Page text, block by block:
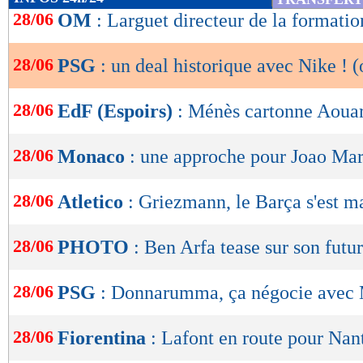
de
OK
28/06 OM : Larguet directeur de la
28/06 PSG : un deal historique avec Nike !
28/06 EdF (Espoirs) : Ménès cartonne
28/06 Monaco : une approche pour Joao
28/06 Atletico : Griezmann, le Barça s'est
28/06 PHOTO : Ben Arfa tease sur son
28/06 PSG : Donnarumma, ça négocie
28/06 Fiorentina : Lafont en route pour